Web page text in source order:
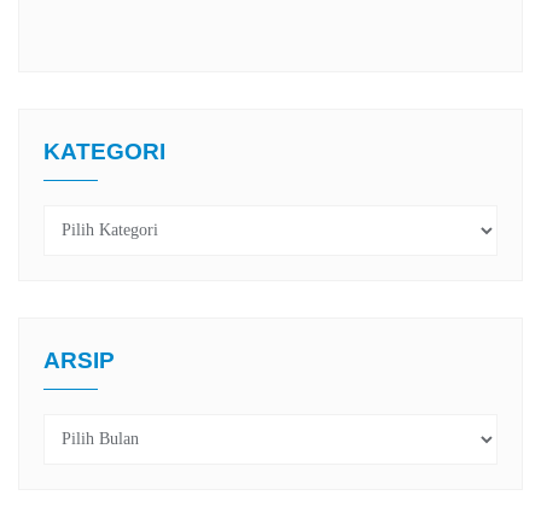
KATEGORI
ARSIP